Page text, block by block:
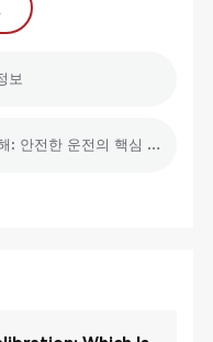
보
lower： BMW ADAS 보정 심층 이해: 안전한 운전의 핵심 보장